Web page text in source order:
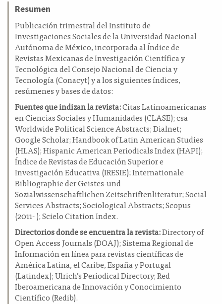
e
a
l
artículo
Resumen
Publicación trimestral del Instituto de
Investigaciones Sociales de la Universidad Nacional
Autónoma de México, incorporada al Índice de
Revistas Mexicanas de Investigación Científica y
Tecnológica del Consejo Nacional de Ciencia y
Tecnología (Conacyt) y a los siguientes índices,
resúmenes y bases de datos:
Fuentes que indizan la revista:Citas Latinoamericanas
en Ciencias Sociales y Humanidades (CLASE); csa
Worldwide Political Science Abstracts; Dialnet;
Google Scholar; Handbook of Latin American Studies
(HLAS); Hispanic American Periodicals Index (HAPI);
Índice de Revistas de Educación Superior e
Investigación Educativa (IRESIE); Internationale
Bibliographie der Geistes-und
Sozialwissenschaftlichen Zeitschriftenliteratur; Social
Services Abstracts; Sociological Abstracts; Scopus
(2011- ); Scielo Citation Index.
Directorios donde se encuentra la revista:Directory of
Open Access Journals (DOAJ); Sistema Regional de
Información en línea para revistas científicas de
América Latina, el Caribe, España y Portugal
(Latindex); Ulrich’s Periodical Directory; Red
Iberoamericana de Innovación y Conocimiento
Científico (Redib).